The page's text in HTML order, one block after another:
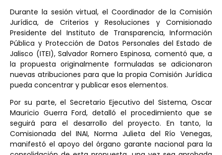
Durante la sesión virtual, el Coordinador de la Comisión
Jurídica, de Criterios y Resoluciones y Comisionado
Presidente del Instituto de Transparencia, Información
Pública y Protección de Datos Personales del Estado de
Jalisco (ITEI), Salvador Romero Espinosa, comentó que, a
la propuesta originalmente formuladas se adicionaron
nuevas atribuciones para que la propia Comisión Jurídica
pueda concentrar y publicar esos elementos.
Por su parte, el Secretario Ejecutivo del Sistema, Oscar
Mauricio Guerra Ford, detalló el procedimiento que se
seguirá para el desarrollo del proyecto. En tanto, la
Comisionada del INAI, Norma Julieta del Río Venegas,
manifestó el apoyo del órgano garante nacional para la